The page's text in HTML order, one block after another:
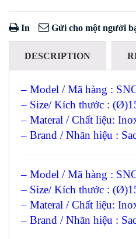
In Gửi cho một người
DESCRIPTION
– Model / Mã hàng :
– Size/ Kích thước :
– Materal / Chất liệu:
– Brand / Nhãn hiệu :
– Model / Mã hàng :
– Size/ Kích thước :
– Materal / Chất liệu:
– Brand / Nhãn hiệu :